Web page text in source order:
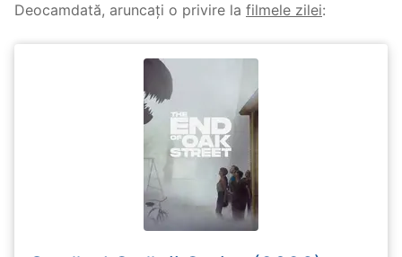
Deocamdată, aruncați o privire la filmele zilei: